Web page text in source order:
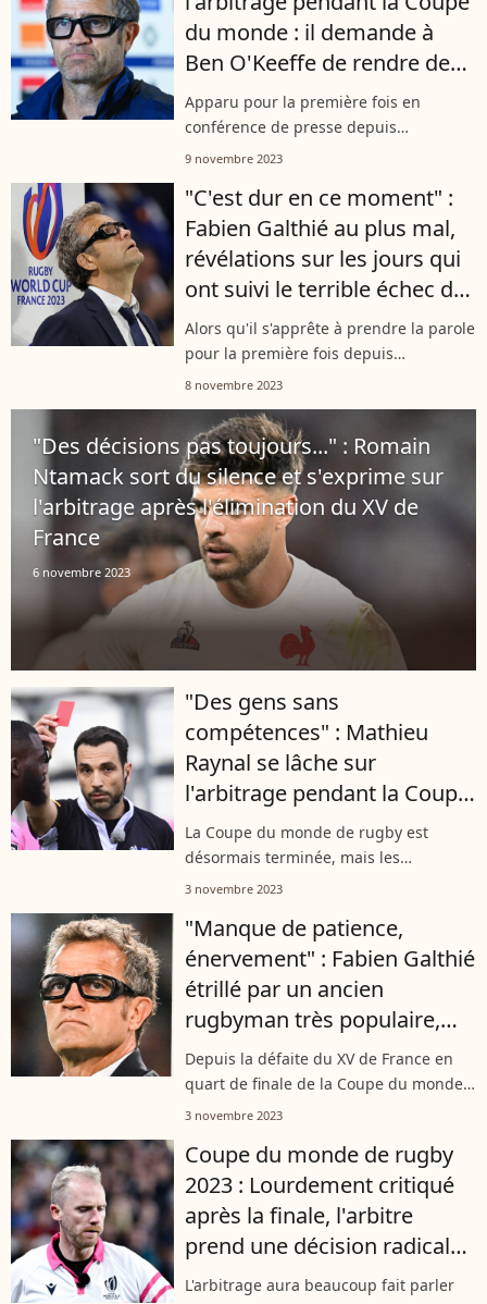
du monde : il demande à
Ben O'Keeffe de rendre des
comptes !
Apparu pour la première fois en
conférence de presse depuis
l'élimination du XV de France à la
revenu sur l'arbitrage. Loin d'être
satisfait de la...
9 novembre 2023
"C'est dur en ce moment" :
Fabien Galthié au plus mal,
révélations sur les jours qui
ont suivi le terrible échec du
XV de France
Alors qu'il s'apprête à prendre la parole
pour la première fois depuis
l'élimination du XV de France à la
Galthié a vécu des moments
compliqués, comme...
8 novembre 2023
"Des décisions pas toujours..." : Romain
Ntamack sort du silence et s'exprime sur
l'arbitrage après l'élimination du XV de
France
6 novembre 2023
"Des gens sans
compétences" : Mathieu
Raynal se lâche sur
l'arbitrage pendant la Coupe
du monde de rugby et tire à
vue !
La Coupe du monde de rugby est
désormais terminée, mais les
polémiques autour de l'arbitrage
par Rugbyrama, l'arbitre français
Mathieu Raynal...
3 novembre 2023
"Manque de patience,
énervement" : Fabien Galthié
étrillé par un ancien
rugbyman très populaire,
qui ne croit plus en lui
Depuis la défaite du XV de France en
quart de finale de la Coupe du monde
de rugby, la légitimité de Fabien
international et joueur de rugby bien...
3 novembre 2023
Coupe du monde de rugby
2023 : Lourdement critiqué
après la finale, l'arbitre
prend une décision radicale
qui surprend
L'arbitrage aura beaucoup fait parler